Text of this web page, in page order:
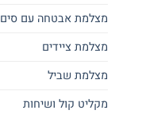
מצלמת אבטחה עם סים
מצלמת ציידים
מצלמת שביל
מקליט קול ושיחות